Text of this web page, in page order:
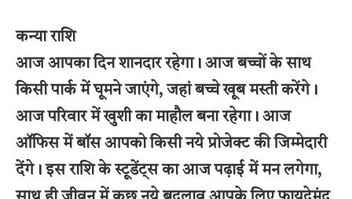
कन्या राशि
आज आपका दिन शानदार रहेगा। आज बच्चों के साथ
किसी पार्क में घूमने जाएंगे, जहां बच्चे खूब मस्ती करेंगे।
आज परिवार में खुशी का माहौल बना रहेगा। आज
ऑफिस में बॉस आपको किसी नये प्रोजेक्ट की जिम्मेदारी
देंगे। इस राशि के स्टूडेंट्स का आज पढ़ाई में मन लगेगा,